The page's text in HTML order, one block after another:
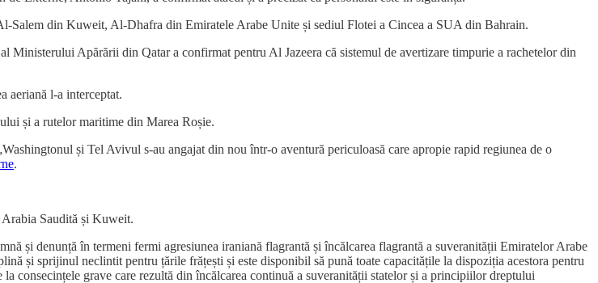
Salem din Kuweit, Al-Dhafra din Emiratele Arabe Unite și sediul Flotei a Cincea a SUA din Bahrain.
Ministerului Apărării din Qatar a confirmat pentru Al Jazeera că sistemul de avertizare timpurie a rachetelor din
aeriană l-a interceptat.
și a rutelor maritime din Marea Roșie.
și Tel Avivul s-au angajat din nou într-o aventură periculoasă care apropie rapid regiunea de o
.
Saudită și Kuweit.
și denunță în termeni fermi agresiunea iraniană flagrantă și încălcarea flagrantă a suveranității Emiratelor Arabe
și sprijinul neclintit pentru țările frățești și este disponibil să pună toate capacitățile la dispoziția acestora pentru
consecințele grave care rezultă din încălcarea continuă a suveranității statelor și a principiilor dreptului